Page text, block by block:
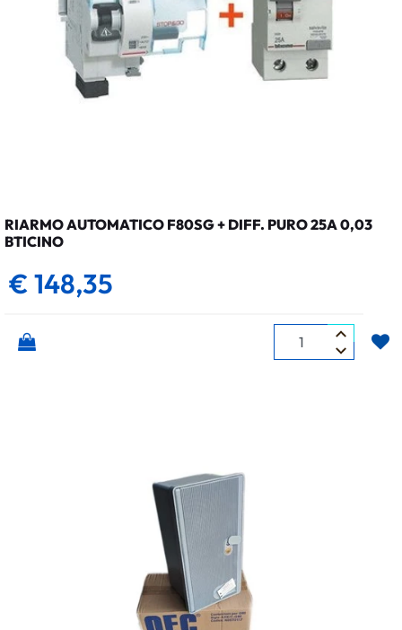
RIARMO AUTOMATICO F80SG + DIFF. PURO 25A 0,03
BTICINO
€ 148,35
Quantità